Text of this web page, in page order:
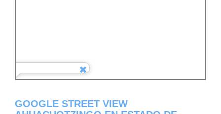
GOOGLE STREET VIEW